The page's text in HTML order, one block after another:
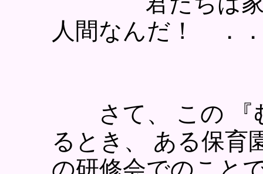
人間なんだ！ ．
さて、 この 『
るとき、 ある保